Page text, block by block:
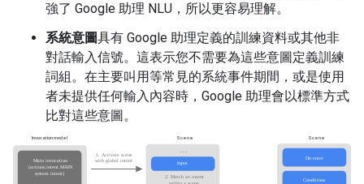
強了 Google 助理 NLU，所以更容易理解。
系統意圖具有 Google 助理定義的訓練資料或其他非
對話輸入信號。這表示您不需要為這些意圖定義訓練
詞組。在主要叫用等常見的系統事件期間，或是使用
者未提供任何輸入內容時，Google 助理會以標準方式
比對這些意圖。